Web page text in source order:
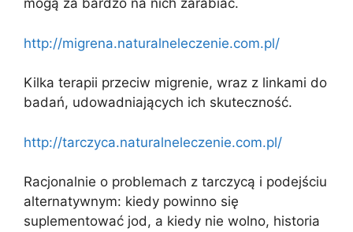
mogą za bardzo na nich zarabiać.
http://migrena.naturalneleczenie.com.pl/
Kilka terapii przeciw migrenie, wraz z linkami do
badań, udowadniających ich skuteczność.
http://tarczyca.naturalneleczenie.com.pl/
Racjonalnie o problemach z tarczycą i podejściu
alternatywnym: kiedy powinno się
suplementować jod, a kiedy nie wolno, historia